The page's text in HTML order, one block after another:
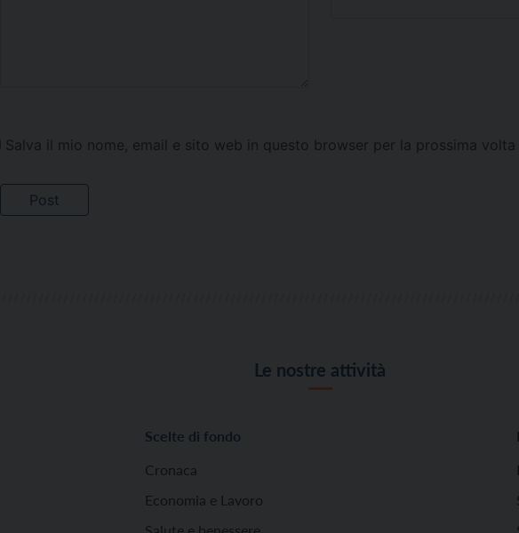
Salva il mio nome, email e sito web in questo browser per la prossima volta
Le nostre attività
Scelte di fondo
Cronaca
Economia e Lavoro